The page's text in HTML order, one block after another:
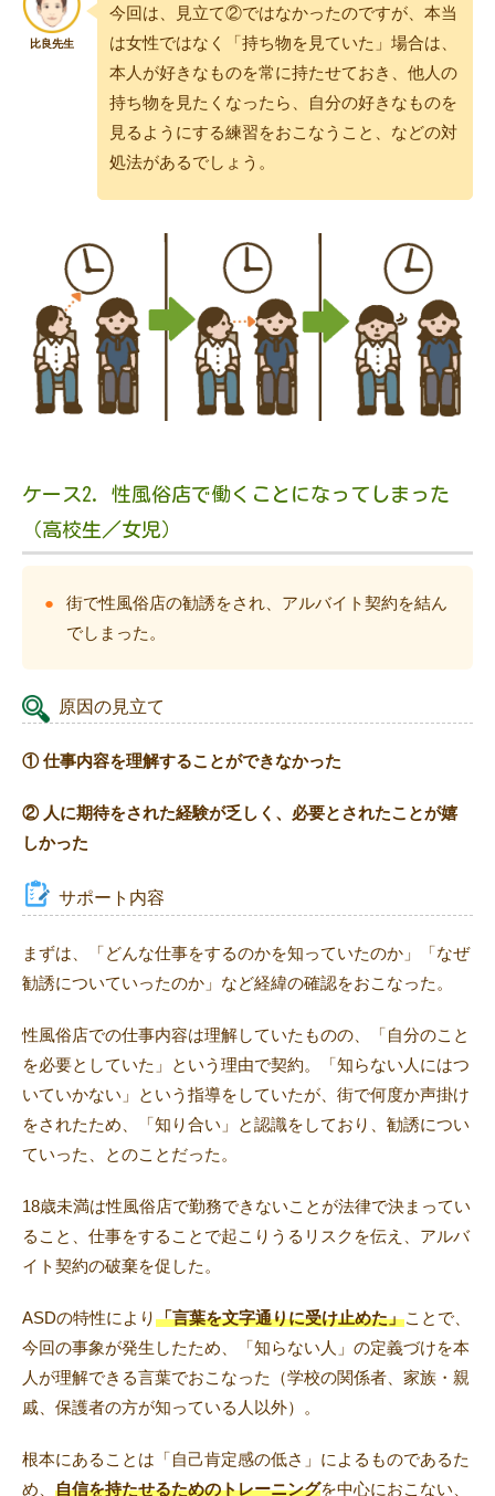
今回は、見立て②ではなかったのですが、本当
は女性ではなく「持ち物を見ていた」場合は、
本人が好きなものを常に持たせておき、他人の
持ち物を見たくなったら、自分の好きなものを
見るようにする練習をおこなうこと、などの対
処法があるでしょう。
ケース2. 性風俗店で働くことになってしまった
（高校生／女児）
街で性風俗店の勧誘をされ、アルバイト契約を結ん
でしまった。
原因の見立て
① 仕事内容を理解することができなかった
② 人に期待をされた経験が乏しく、必要とされたことが嬉
しかった
サポート内容
まずは、「どんな仕事をするのかを知っていたのか」「なぜ
勧誘についていったのか」など経緯の確認をおこなった。
性風俗店での仕事内容は理解していたものの、「自分のこと
を必要としていた」という理由で契約。「知らない人にはつ
いていかない」という指導をしていたが、街で何度か声掛け
をされたため、「知り合い」と認識をしており、勧誘につい
ていった、とのことだった。
18歳未満は性風俗店で勤務できないことが法律で決まってい
ること、仕事をすることで起こりうるリスクを伝え、アルバ
イト契約の破棄を促した。
ASDの特性により「言葉を文字通りに受け止めた」ことで、
今回の事象が発生したため、「知らない人」の定義づけを本
人が理解できる言葉でおこなった（学校の関係者、家族・親
戚、保護者の方が知っている人以外）。
根本にあることは「自己肯定感の低さ」によるものであるた
め、 自信を持たせるためのトレーニングを中心におこない、